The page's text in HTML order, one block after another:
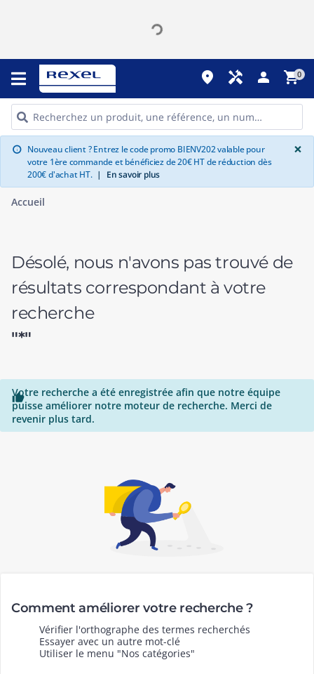
place handyman person shopping_cart0
info Nouveau client ? Entrez le code promo BIENV202 valable pour
votre 1ère commande et bénéficiez de 20€ HT de réduction dès
200€ d'achat HT. | En savoir plus
×
Accueil
Désolé, nous n'avons pas trouvé de
résultats correspondant à votre
recherche
"*"

Votre recherche a été enregistrée afin que notre équipe
puisse améliorer notre moteur de recherche. Merci de
revenir plus tard.
Comment améliorer votre recherche ?
Vérifier l'orthographe des termes recherchés
Essayer avec un autre mot-clé
Utiliser le menu "Nos catégories"